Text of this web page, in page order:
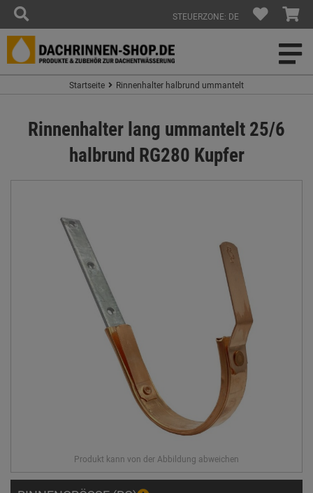
STEUERZONE: DE
Startseite Rinnenhalter halbrund ummantelt
Rinnenhalter lang ummantelt 25/6
halbrund RG280 Kupfer